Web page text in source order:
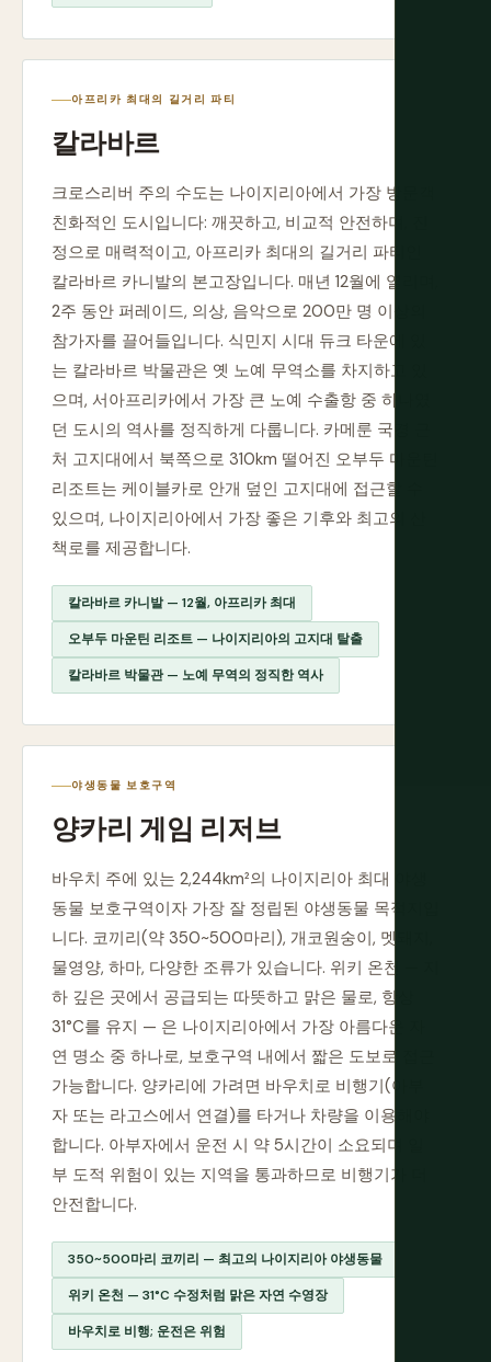
아프리카 최대의 길거리 파티
칼라바르
크로스리버 주의 수도는 나이지리아에서 가장 방문객
친화적인 도시입니다: 깨끗하고, 비교적 안전하며, 진
정으로 매력적이고, 아프리카 최대의 길거리 파티인
칼라바르 카니발의 본고장입니다. 매년 12월에 열리며,
2주 동안 퍼레이드, 의상, 음악으로 200만 명 이상의
참가자를 끌어들입니다. 식민지 시대 듀크 타운에 있
는 칼라바르 박물관은 옛 노예 무역소를 차지하고 있
으며, 서아프리카에서 가장 큰 노예 수출항 중 하나였
던 도시의 역사를 정직하게 다룹니다. 카메룬 국경 근
처 고지대에서 북쪽으로 310km 떨어진 오부두 마운틴
리조트는 케이블카로 안개 덮인 고지대에 접근할 수
있으며, 나이지리아에서 가장 좋은 기후와 최고의 산
책로를 제공합니다.
칼라바르 카니발 — 12월, 아프리카 최대
오부두 마운틴 리조트 — 나이지리아의 고지대 탈출
칼라바르 박물관 — 노예 무역의 정직한 역사
야생동물 보호구역
양카리 게임 리저브
바우치 주에 있는 2,244km²의 나이지리아 최대 야생
동물 보호구역이자 가장 잘 정립된 야생동물 목적지입
니다. 코끼리(약 350~500마리), 개코원숭이, 멧돼지,
물영양, 하마, 다양한 조류가 있습니다. 위키 온천 — 지
하 깊은 곳에서 공급되는 따뜻하고 맑은 물로, 항상
31°C를 유지 — 은 나이지리아에서 가장 아름다운 자
연 명소 중 하나로, 보호구역 내에서 짧은 도보로 접근
가능합니다. 양카리에 가려면 바우치로 비행기(아부
자 또는 라고스에서 연결)를 타거나 차량을 이용해야
합니다. 아부자에서 운전 시 약 5시간이 소요되며 일
부 도적 위험이 있는 지역을 통과하므로 비행기가 더
안전합니다.
350~500마리 코끼리 — 최고의 나이지리아 야생동물
위키 온천 — 31°C 수정처럼 맑은 자연 수영장
바우치로 비행; 운전은 위험